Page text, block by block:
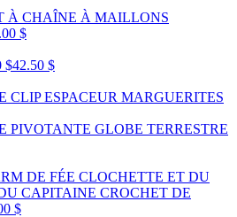
À CHAÎNE À MAILLONS
$
$42.50 $
CLIP ESPACEUR MARGUERITES
PIVOTANTE GLOBE TERRESTRE
DE FÉE CLOCHETTE ET DU
CAPITAINE CROCHET DE
$